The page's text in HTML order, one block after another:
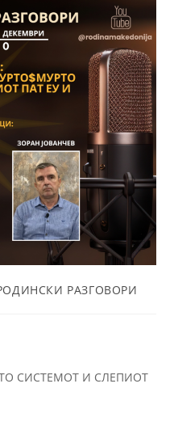
РАЗГОВОРИ
СИСТЕМОТ И СЛЕПИОТ